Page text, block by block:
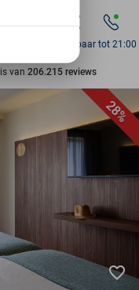
van 206.215 reviews
Bereikbaar tot 21:00
28%
favorite_border